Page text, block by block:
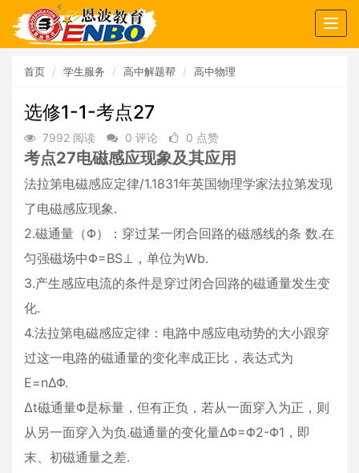
首页 学生服务 高中解题帮 高中物理
选修1-1-考点27
7992 阅读 0 评论 0 点赞
考点27电磁感应现象及其应用
法拉第电磁感应定律/1.1831年英国物理学家法拉第发现
了电磁感应现象.
2.磁通量（Φ）：穿过某一闭合回路的磁感线的条 数.在
匀强磁场中Φ=BS⊥，单位为Wb.
3.产生感应电流的条件是穿过闭合回路的磁通量发生变
化.
4.法拉第电磁感应定律：电路中感应电动势的大小跟穿
过这一电路的磁通量的变化率成正比，表达式为
E=nΔΦ.
Δt磁通量Φ是标量，但有正负，若从一面穿入为正，则
从另一面穿入为负.磁通量的变化量ΔΦ=Φ2-Φ1，即
末、初磁通量之差.